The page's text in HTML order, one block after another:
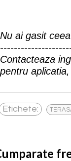
Nu ai gasit
Contacteaza
pentru
Etichete: